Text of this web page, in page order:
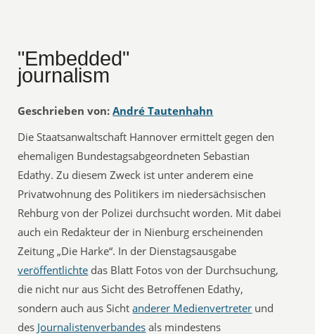
"Embedded"
journalism
Geschrieben von: André Tautenhahn
Die Staatsanwaltschaft Hannover ermittelt gegen den
ehemaligen Bundestagsabgeordneten Sebastian
Edathy. Zu diesem Zweck ist unter anderem eine
Privatwohnung des Politikers im niedersächsischen
Rehburg von der Polizei durchsucht worden. Mit dabei
auch ein Redakteur der in Nienburg erscheinenden
Zeitung „Die Harke“. In der Dienstagsausgabe
veröffentlichte das Blatt Fotos von der Durchsuchung,
die nicht nur aus Sicht des Betroffenen Edathy,
sondern auch aus Sichtanderer Medienvertreter und
des Journalistenverbandes als mindestens